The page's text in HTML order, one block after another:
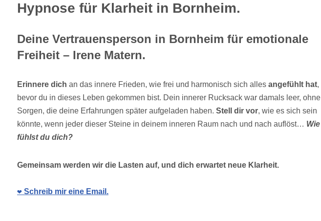
Hypnose für Klarheit in Bornheim.
Deine Vertrauensperson in Bornheim für emotionale
Freiheit – Irene Matern.
Erinnere dich an das innere Frieden, wie frei und harmonisch sich alles angefühlt hat,
bevor du in dieses Leben gekommen bist. Dein innerer Rucksack war damals leer, ohne
Sorgen, die deine Erfahrungen später aufgeladen haben. Stell dir vor, wie es sich sein
könnte, wenn jeder dieser Steine in deinem inneren Raum nach und nach auflöst… Wie
fühlst du dich?
Gemeinsam werden wir die Lasten auf, und dich erwartet neue Klarheit.
❤️ Schreib mir eine Email.